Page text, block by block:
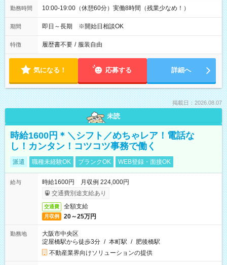
勤務時間 10:00-19:00（休憩60分）実働8時間（残業少なめ！）
期間 即日～長期 ※開始日相談OK
特徴 履歴書不要 / 服装自由
気になる！ 応募する 詳細へ
掲載日：2026.08.07
未読
時給1600円＊＼シフト／めちゃレア！電話な
し！カンタン！コツコツ事務で働く
派遣 職種未経験OK ブランクOK WEB登録・面接OK
給与
時給1600円 月収例 224,000円
交通費別途支給あり
交通費 全額支給
月収例 20～25万円
勤務地
大阪市中央区
淀屋橋駅から徒歩3分 / 本町駅 / 肥後橋駅
不動産業界向けソリューションの提供